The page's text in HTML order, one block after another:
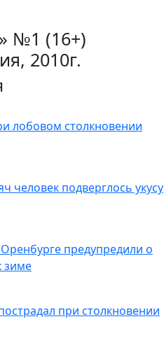
(16+)
2010г.
лобовом столкновении
человек подверглось укусу
предупредили о
зиме
при столкновении